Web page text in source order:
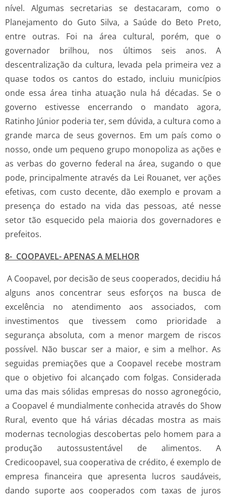
nível. Algumas secretarias se destacaram, como o
Planejamento do Guto Silva, a Saúde do Beto Preto,
entre outras. Foi na área cultural, porém, que o
governador brilhou, nos últimos seis anos. A
descentralização da cultura, levada pela primeira vez a
quase todos os cantos do estado, incluiu municípios
onde essa área tinha atuação nula há décadas. Se o
governo estivesse encerrando o mandato agora,
Ratinho Júnior poderia ter, sem dúvida, a cultura como a
grande marca de seus governos. Em um país como o
nosso, onde um pequeno grupo monopoliza as ações e
as verbas do governo federal na área, sugando o que
pode, principalmente através da Lei Rouanet, ver ações
efetivas, com custo decente, dão exemplo e provam a
presença do estado na vida das pessoas, até nesse
setor tão esquecido pela maioria dos governadores e
prefeitos.
8- COOPAVEL- APENAS A MELHOR
A Coopavel, por decisão de seus cooperados, decidiu há
alguns anos concentrar seus esforços na busca de
excelência no atendimento aos associados, com
investimentos que tivessem como prioridade a
segurança absoluta, com a menor margem de riscos
possível. Não buscar ser a maior, e sim a melhor. As
seguidas premiações que a Coopavel recebe mostram
que o objetivo foi alcançado com folgas. Considerada
uma das mais sólidas empresas do nosso agronegócio,
a Coopavel é mundialmente conhecida através do Show
Rural, evento que há várias décadas mostra as mais
modernas tecnologias descobertas pelo homem para a
produção autossustentável de alimentos. A
Credicoopavel, sua cooperativa de crédito, é exemplo de
empresa financeira que apresenta lucros saudáveis,
dando suporte aos cooperados com taxas de juros